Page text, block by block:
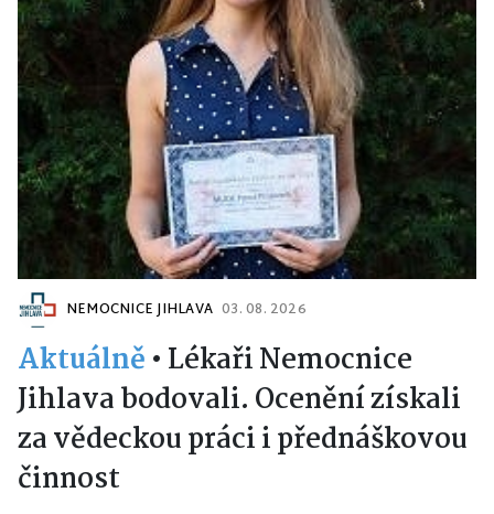
NEMOCNICE JIHLAVA 03. 08. 2026
Aktuálně • Lékaři Nemocnice
Jihlava bodovali. Ocenění získali
za vědeckou práci i přednáškovou
činnost